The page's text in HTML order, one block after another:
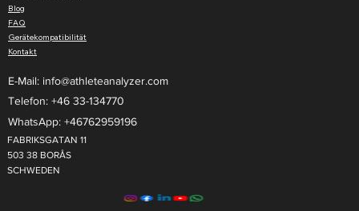
Blog
FAQ
Gerätekompatibilität
Kontakt
E-Mail: info@athleteanalyzer.com
Telefon: +46 33-134770​
WhatsApp: +46762959196
FABRIKSGATAN 11
503 38 BORÅS
SCHWEDEN